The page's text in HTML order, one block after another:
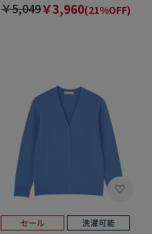
ス
￥5,049￥3,960(21%OFF)